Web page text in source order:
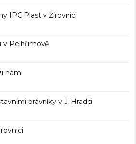
IPC Plast v Žirovnici
v Pelhřimově
námi
právníky v J. Hradci